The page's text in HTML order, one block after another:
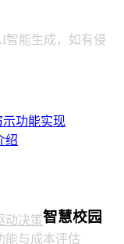
智能生成，如有侵
示功能实现
绍
动决策
能与成本评估
智慧校园